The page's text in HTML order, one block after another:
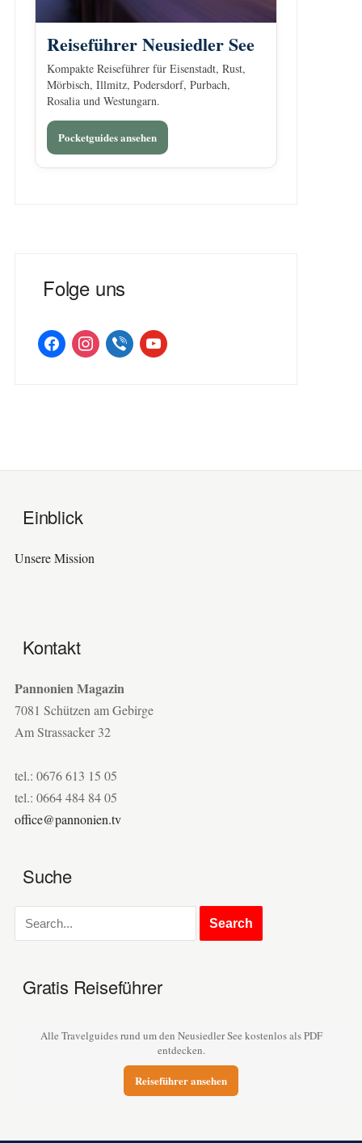
Reiseführer Neusiedler See
Kompakte Reiseführer für Eisenstadt, Rust,
Mörbisch, Illmitz, Podersdorf, Purbach,
Rosalia und Westungarn.
Pocketguides ansehen
Folge uns
facebookinstagramviber youtube
Einblick
Unsere Mission
Kontakt
Pannonien Magazin
7081 Schützen am Gebirge
Am Strassacker 32
tel.: 0676 613 15 05
tel.: 0664 484 84 05
office@pannonien.tv
Suche
Gratis Reiseführer
Alle Travelguides rund um den Neusiedler See kostenlos als PDF
entdecken.
Reiseführer ansehen